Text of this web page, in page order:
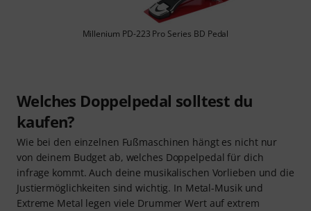
Millenium PD-223 Pro Series BD Pedal
Welches Doppelpedal solltest du
kaufen?
Wie bei den einzelnen Fußmaschinen hängt es nicht nur
von deinem Budget ab, welches Doppelpedal für dich
infrage kommt. Auch deine musikalischen Vorlieben und die
Justiermöglichkeiten sind wichtig. In Metal-Musik und
Extreme Metal legen viele Drummer Wert auf extrem